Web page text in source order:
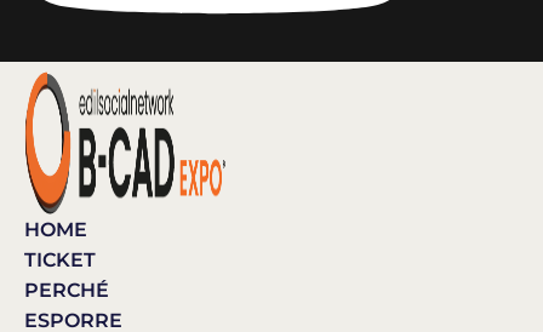
HOME
TICKET
PERCHÉ
ESPORRE